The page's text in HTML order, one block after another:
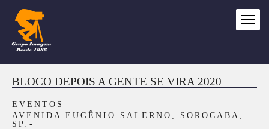
EVENTOS
AVENIDA EUGÊNIO SALERNO, SOROCABA,
SP.
BLOCO DEPOIS A GENTE SE VIRA 2020